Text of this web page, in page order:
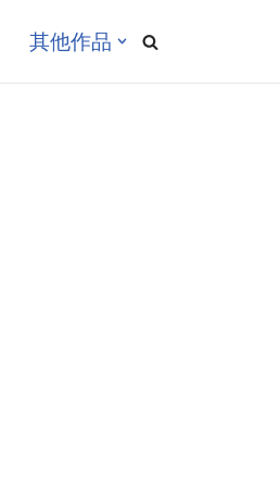
其他作品